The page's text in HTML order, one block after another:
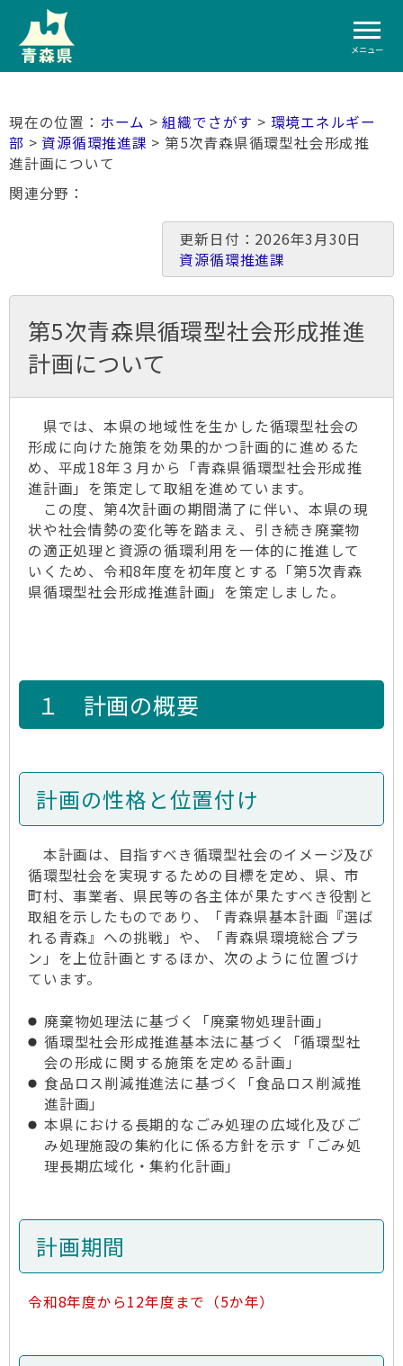
メニュー
ホーム >組織でさがす > 環境エネルギー
部 > 資源循環推進課 > 第5次青森県循環型社会形成推
進計画について
関連分野
更新日付：2026年3月30日
資源循環推進課
第5次青森県循環型社会形成推進
計画について
県では、本県の地域性を生かした循環型社会の
形成に向けた施策を効果的かつ計画的に進めるた
め、平成18年３月から「青森県循環型社会形成推
進計画」を策定して取組を進めています。
この度、第4次計画の期間満了に伴い、本県の現
状や社会情勢の変化等を踏まえ、引き続き廃棄物
の適正処理と資源の循環利用を一体的に推進して
いくため、令和8年度を初年度とする「第5次青森
県循環型社会形成推進計画」を策定しました。
１ 計画の概要
計画の性格と位置付け
本計画は、目指すべき循環型社会のイメージ及び
循環型社会を実現するための目標を定め、県、市
町村、事業者、県民等の各主体が果たすべき役割と
取組を示したものであり、「青森県基本計画『選ば
れる青森』への挑戦」や、「青森県環境総合プラ
ン」を上位計画とするほか、次のように位置づけ
ています。
廃棄物処理法に基づく「廃棄物処理計画」
循環型社会形成推進基本法に基づく「循環型社
会の形成に関する施策を定める計画」
食品ロス削減推進法に基づく「食品ロス削減推
進計画」
本県における長期的なごみ処理の広域化及びご
み処理施設の集約化に係る方針を示す「ごみ処
理長期広域化・集約化計画」
計画期間
令和8年度から12年度まで（5か年）